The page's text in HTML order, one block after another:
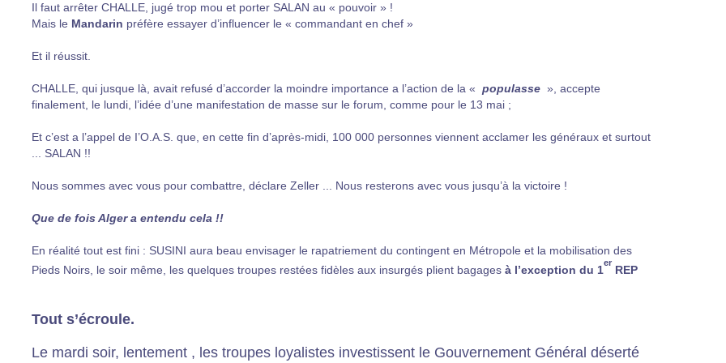
Il faut arrêter CHALLE, jugé trop mou et porter SALAN au « pouvoir » !
Mais le Mandarin préfère essayer d’influencer le « commandant en chef »
Et il réussit.
CHALLE, qui jusque là, avait refusé d’accorder la moindre importance a l’action de la « populasse », accepte
finalement, le lundi, l’idée d’une manifestation de masse sur le forum, comme pour le 13 mai ;
Et c’est a l’appel de I’O.A.S. que, en cette fin d’après-midi, 100 000 personnes viennent acclamer les généraux et surtout
... SALAN !!
Nous sommes avec vous pour combattre, déclare Zeller ... Nous resterons avec vous jusqu’à la victoire !
Que de fois Alger a entendu cela !!
En réalité tout est fini : SUSINI aura beau envisager le rapatriement du contingent en Métropole et la mobilisation des
Pieds Noirs, le soir même, les quelques troupes restées fidèles aux insurgés plient bagages à l’exception du 1
er
REP
Tout s’écroule.
Le mardi soir, lentement , les troupes loyalistes investissent le Gouvernement Général déserté